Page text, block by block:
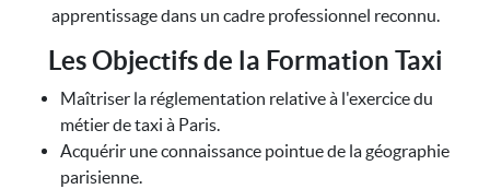
apprentissage dans un cadre professionnel reconnu.
Les Objectifs de la Formation Taxi
Maîtriser la réglementation relative à l'exercice du
métier de taxi à Paris.
Acquérir une connaissance pointue de la géographie
parisienne.